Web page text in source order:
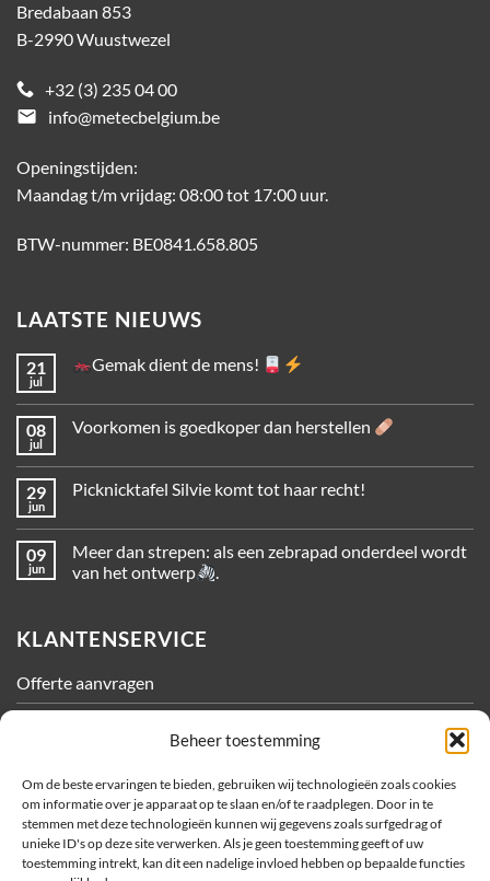
Beheer toestemming
Om de beste ervaringen te bieden, gebruiken wij technologieën zoals cookies
om informatie over je apparaat op te slaan en/of te raadplegen. Door in te
stemmen met deze technologieën kunnen wij gegevens zoals surfgedrag of
unieke ID's op deze site verwerken. Als je geen toestemming geeft of uw
toestemming intrekt, kan dit een nadelige invloed hebben op bepaalde functies
Bredabaan 853
B-2990 Wuustwezel
+32 (3) 235 04 00
email
info@metecbelgium.be
Openingstijden:
Maandag t/m vrijdag: 08:00 tot 17:00 uur.
BTW-nummer: BE0841.658.805
LAATSTE NIEUWS
21
jul
Gemak dient de mens!
08
jul
Voorkomen is goedkoper dan herstellen
29
jun
Picknicktafel Silvie komt tot haar recht!
09
jun
Meer dan strepen: als een zebrapad onderdeel wordt
van het ontwerp
.
KLANTENSERVICE
Offerte aanvragen
Privacy
Cookiebeleid